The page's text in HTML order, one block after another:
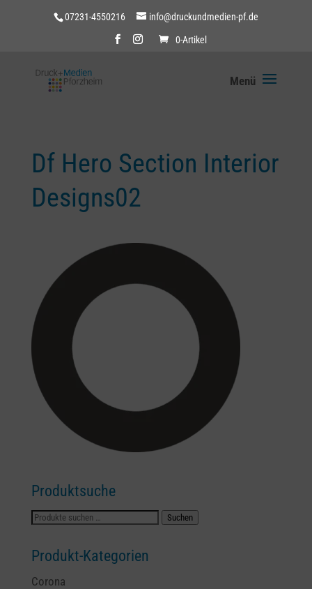
07231-4550216 info@druckundmedien-pf.de
0-Artikel
Df Hero Section Interior
Designs02
Produktsuche
Suchen
Suchen
Produkt-Kategorien
Corona